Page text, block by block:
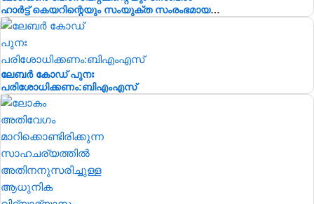
ഹാർട്ട് കെയറിന്റെയും സംയുക്ത സംരംഭമായ
മോഡേൺ ഹാർട്ട് കെയറിൻ്റെ നവീകരിച്ച
ലേബർ കോഡ് പുനഃ
പരിശോധിക്കണം:ബിഎംഎസ്